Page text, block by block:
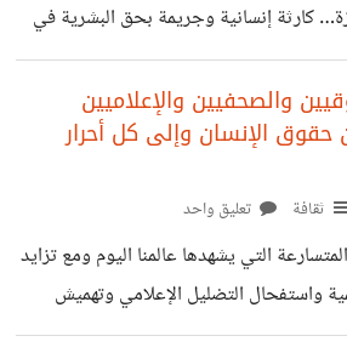
المتفجرات على غزة… كارثة إنسانية وجريمة بحق البشرية في
الدرع العالمية، جرى الكشف عن واحدة
في العصر الحديث، حيث قدرت
مصادر ميدانية وهيئات دولية متخصصة، أن
غزة منذ بداية الحرب الجارية، على منطقة
لا تتجاوز مساحتها 365 كيلومترًا مربعًا. قصف بمعدل نووي:
–
والصحفيين والإعلاميين
حقوق الإنسان وإلى كل أحرار
ثقافة تعليق واحد
التي يشهدها عالمنا اليوم ومع تزايد
واستفحال التضليل الإعلامي وتهميش
منظمة الدرع الدولية صوتها عاليًا وتناشد كل